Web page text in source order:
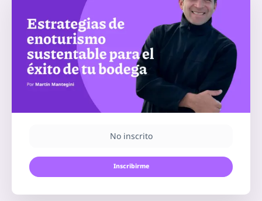
No inscrito
Inscribirme